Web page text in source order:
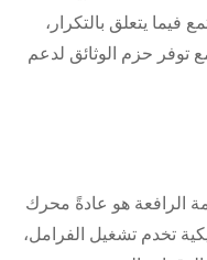
فيما يتعلق بالتكرار،
توفر حزم الوثائق لدعم
الرافعة هو عادةً محرك
تخدم تشغيل الفرامل،